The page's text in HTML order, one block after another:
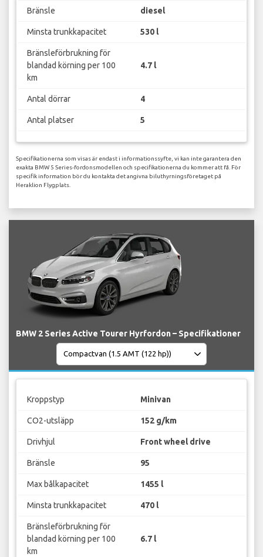
Bränsle diesel
Minsta trunkkapacitet 530 l
Bränsleförbrukning för
blandad körning per 100
km
4.7 l
Antal dörrar 4
Antal platser 5
Specifikationerna som visas är endast i informationssyfte, vi kan inte garantera den
exakta BMW 5 Series-fordonsmodellen och specifikationerna du kommer att få. För
specifik information bör du kontakta det angivna biluthyrningsföretaget på
Heraklion Flygplats.
BMW 2 Series Active Tourer Hyrfordon – Specifikationer
Kroppstyp Minivan
CO2-utsläpp 152 g/km
Drivhjul Front wheel drive
Bränsle 95
Max bålkapacitet 1455 l
Minsta trunkkapacitet 470 l
Bränsleförbrukning för
blandad körning per 100
km
6.7 l